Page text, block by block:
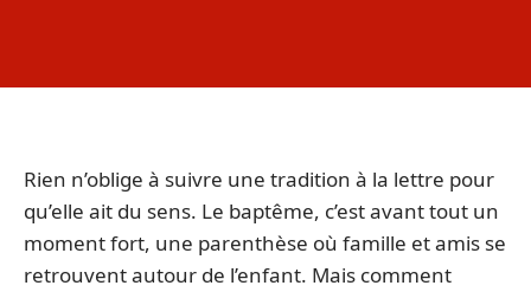
Rien n’oblige à suivre une tradition à la lettre pour
qu’elle ait du sens. Le baptême, c’est avant tout un
moment fort, une parenthèse où famille et amis se
retrouvent autour de l’enfant. Mais comment